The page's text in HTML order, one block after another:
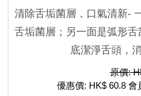
清除舌垢菌層，口氣清新-
舌垢菌層；另一面是弧形
底潔淨舌頭，
原價:
優惠價: HK$ 60.8 會